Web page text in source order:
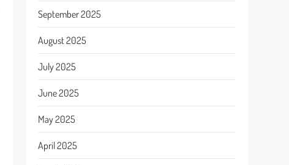
September 2025
August 2025
July 2025
June 2025
May 2025
April 2025